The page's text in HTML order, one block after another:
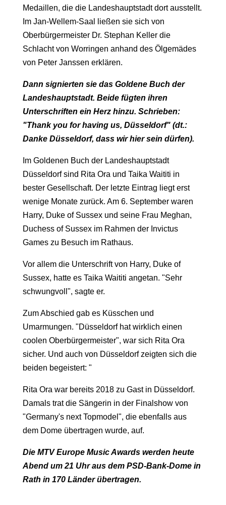
Medaillen, die die Landeshauptstadt dort ausstellt.
Im Jan-Wellem-Saal ließen sie sich von
Oberbürgermeister Dr. Stephan Keller die
Schlacht von Worringen anhand des Ölgemädes
von Peter Janssen erklären.
Dann signierten sie das Goldene Buch der
Landeshauptstadt. Beide fügten ihren
Unterschriften ein Herz hinzu. Schrieben:
"Thank you for having us, Düsseldorf" (dt.:
Danke Düsseldorf, dass wir hier sein dürfen).
Im Goldenen Buch der Landeshauptstadt
Düsseldorf sind Rita Ora und Taika Waititi in
bester Gesellschaft. Der letzte Eintrag liegt erst
wenige Monate zurück. Am 6. September waren
Harry, Duke of Sussex und seine Frau Meghan,
Duchess of Sussex im Rahmen der Invictus
Games zu Besuch im Rathaus.
Vor allem die Unterschrift von Harry, Duke of
Sussex, hatte es Taika Waititi angetan. "Sehr
schwungvoll", sagte er.
Zum Abschied gab es Küsschen und
Umarmungen. "Düsseldorf hat wirklich einen
coolen Oberbürgermeister", war sich Rita Ora
sicher. Und auch von Düsseldorf zeigten sich die
beiden begeistert: "
Rita Ora war bereits 2018 zu Gast in Düsseldorf.
Damals trat die Sängerin in der Finalshow von
"Germany's next Topmodel", die ebenfalls aus
dem Dome übertragen wurde, auf.
Die MTV Europe Music Awards werden heute
Abend um 21 Uhr aus dem PSD-Bank-Dome in
Rath in 170 Länder übertragen.